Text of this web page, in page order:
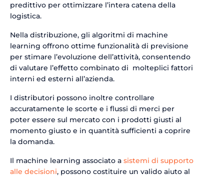
predittivo per ottimizzare l’intera catena della
logistica.
Nella distribuzione, gli algoritmi di machine
learning offrono ottime funzionalità di previsione
per stimare l’evoluzione dell’attività, consentendo
di valutare l’effetto combinato di molteplici fattori
interni ed esterni all’azienda.
I distributori possono inoltre controllare
accuratamente le scorte e i flussi di merci per
poter essere sul mercato con i prodotti giusti al
momento giusto e in quantità sufficienti a coprire
la domanda.
Il machine learning associato a sistemi di supporto
alle decisioni, possono costituire un valido aiuto al